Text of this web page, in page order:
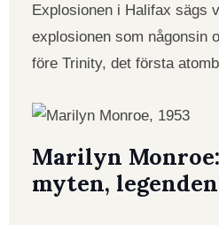
Explosionen i Halifax sägs
explosionen som någonsin
före Trinity, det första
Marilyn
myten, legenden